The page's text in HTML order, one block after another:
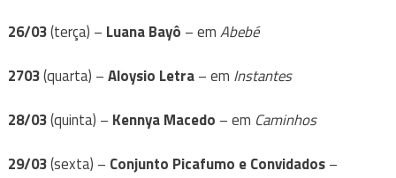
26/03(terça) – Luana Bayô – emAbebé
2703(quarta) –Aloysio Letra– em Instantes
28/03(quinta) – Kennya Macedo – em Caminhos
29/03(sexta) – Conjunto Picafumo e Convidados–